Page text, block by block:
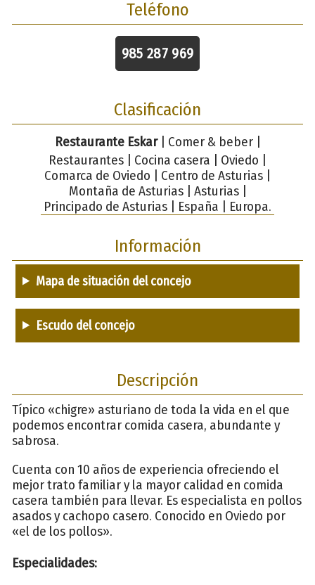
Teléfono
985 287 969
Clasificación
Restaurante Eskar| Comer & beber |
Restaurantes | Cocina casera | Oviedo |
Comarca de Oviedo | Centro de Asturias |
Montaña de Asturias | Asturias |
Principado de Asturias | España | Europa.
Información
Mapa de situación del concejo
Escudo del concejo
Descripción
Típico «chigre» asturiano de toda la vida en el que
podemos encontrar comida casera, abundante y
sabrosa.
Cuenta con 10 años de experiencia ofreciendo el
mejor trato familiar y la mayor calidad en comida
casera también para llevar. Es especialista en pollos
asados y cachopo casero. Conocido en Oviedo por
«el de los pollos».
Especialidades: